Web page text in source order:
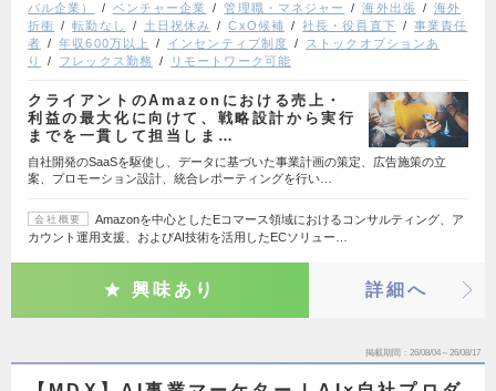
バル企業）
ベンチャー企業 管理職・マネジャー 海外出張
海外
折衝
転勤なし 土日祝休み CxO候補 社長・役員直下
事業責任
者
年収600万以上 インセンティブ制度
ストックオプションあ
り
フレックス勤務 リモートワーク可能
クライアントのAmazonにおける売上・
利益の最大化に向けて、戦略設計から実行
までを一貫して担当しま…
自社開発のSaaSを駆使し、データに基づいた事業計画の策定、広告施策の立
案、プロモーション設計、統合レポーティングを行い…
会社概要
Amazonを中心としたEコマース領域におけるコンサルティング、ア
カウント運用支援、およびAI技術を活用したECソリュー…
興味あり 詳細へ
掲載期間 26/08/04～26/08/17